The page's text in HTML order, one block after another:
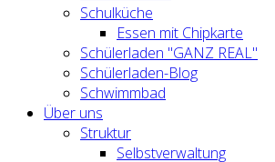
Schulküche
Essen mit Chipkarte
Schülerladen "GANZ REAL"
Schülerladen-Blog
Schwimmbad
Über uns
Struktur
Selbstverwaltung